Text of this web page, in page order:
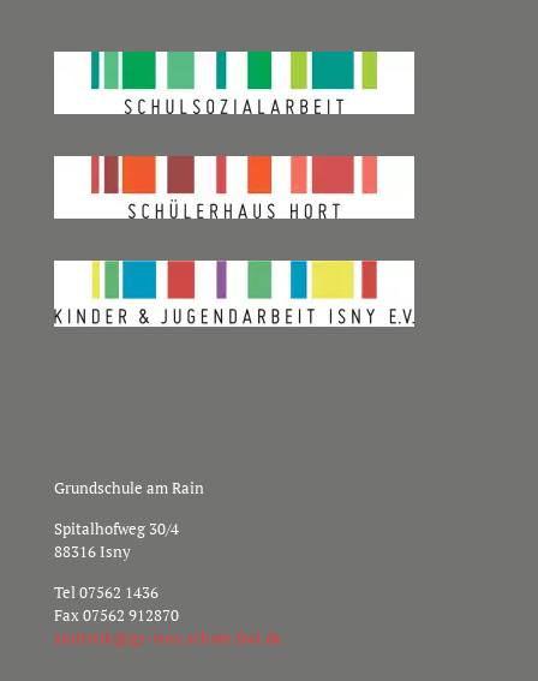
Grundschule am Rain
Spitalhofweg 30/4
88316 Isny
Tel07562 1436
Fax 07562 912870
ed.lw
b.elu
hcs.y
nsi-s
g@kit
sitat
s